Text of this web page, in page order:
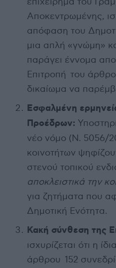
Αποκεντρωμένης,
απόφαση του
μια απλή «γνώμη»
παράγει έννομα
Επιτροπή του
δικαίωμα να
Εσφαλμένη
Προέδρων:
νέο νόμο (Ν. 5056/
κοινοτήτων
στενού τοπικού
αποκλειστικά την
για ζητήματα που
Δημοτική Ενότητα.
Κακή σύνθεση της
ισχυρίζεται ότι η
άρθρου 152